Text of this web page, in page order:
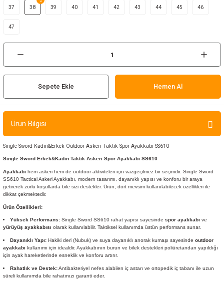
37 38 39 40 41 42 43 44 45 46
47
Sepete Ekle Hemen Al
Ürün Bilgisi
Single Sword Kadın&Erkek Outdoor Askeri Taktik Spor Ayakkabı SS610
Single Sword Erkek&Kadın Taktik Askeri Spor Ayakkabı SS610
Ayakkabı hem askeri hem de outdoor aktiviteleri için vazgeçilmez bir seçimdir. Single Sword
SS610 Tactical Askeri Ayakkabı, modern tasarımı, dayanıklı yapısı ve konforu bir araya
getirerek zorlu koşullarda bile sizi destekler. Ürün, dört mevsim kullanılabilecek özellikleri ile
dikkat çekmektedir.
Ürün Özellikleri:
Yüksek Performans: Single Sword SS610 rahat yapısı sayesindespor ayakkabı ve
yürüyüş ayakkabısı olarak kullanılabilir. Taktiksel kullanımda üstün performans sunar.
Dayanıklı Yapı: Hakiki deri (Nubuk) ve suya dayanıklı anorak kumaşı sayesindeoutdoor
ayakkabı kullanımı için idealdir. Ayakkabının burun ve bilek destekleri poliüretandan yapıldığı
için ayak hareketlerinde esneklik ve konforu artırır.
Rahatlık ve Destek:Antibakteriyel nefes alabilen iç astarı ve ortopedik iç tabanı ile uzun
süreli kullanımda bile rahatınızı garanti eder.